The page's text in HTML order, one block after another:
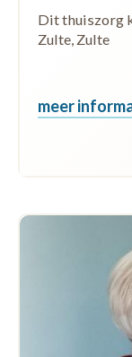
Dit thuiszorg
Zulte, Zulte
meer